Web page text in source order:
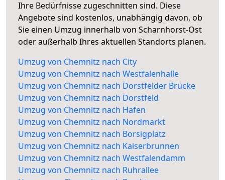
Ihre Bedürfnisse zugeschnitten sind. Diese
Angebote sind kostenlos, unabhängig davon, ob
Sie einen Umzug innerhalb von Scharnhorst-Ost
oder außerhalb Ihres aktuellen Standorts planen.
Umzug von Chemnitz nach City
Umzug von Chemnitz nach Westfalenhalle
Umzug von Chemnitz nach Dorstfelder Brücke
Umzug von Chemnitz nach Dorstfeld
Umzug von Chemnitz nach Hafen
Umzug von Chemnitz nach Nordmarkt
Umzug von Chemnitz nach Borsigplatz
Umzug von Chemnitz nach Kaiserbrunnen
Umzug von Chemnitz nach Westfalendamm
Umzug von Chemnitz nach Ruhrallee